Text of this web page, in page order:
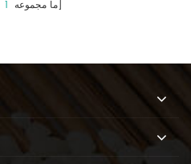
[ ما مجموعه 1